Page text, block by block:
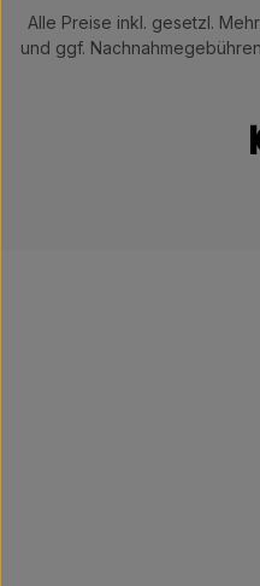
Alle Preise inkl. gesetzl.
und ggf.